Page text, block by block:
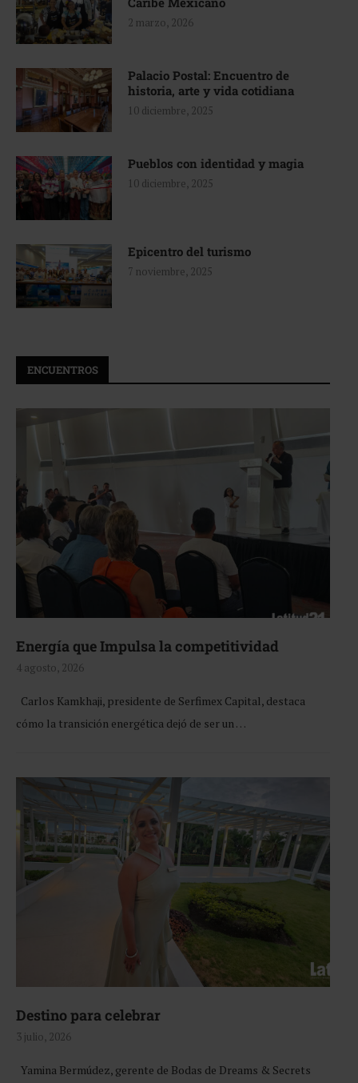
2 marzo, 2026
Palacio Postal: Encuentro de
historia, arte y vida cotidiana
10 diciembre, 2025
Pueblos con identidad y magia
10 diciembre, 2025
Epicentro del turismo
7 noviembre, 2025
ENCUENTROS
Energía que Impulsa la competitividad
4 agosto, 2026
Carlos Kamkhaji, presidente de Serfimex Capital, destaca
cómo la transición energética dejó de ser un …
Destino para celebrar
3 julio, 2026
Yamina Bermúdez, gerente de Bodas de Dreams & Secrets